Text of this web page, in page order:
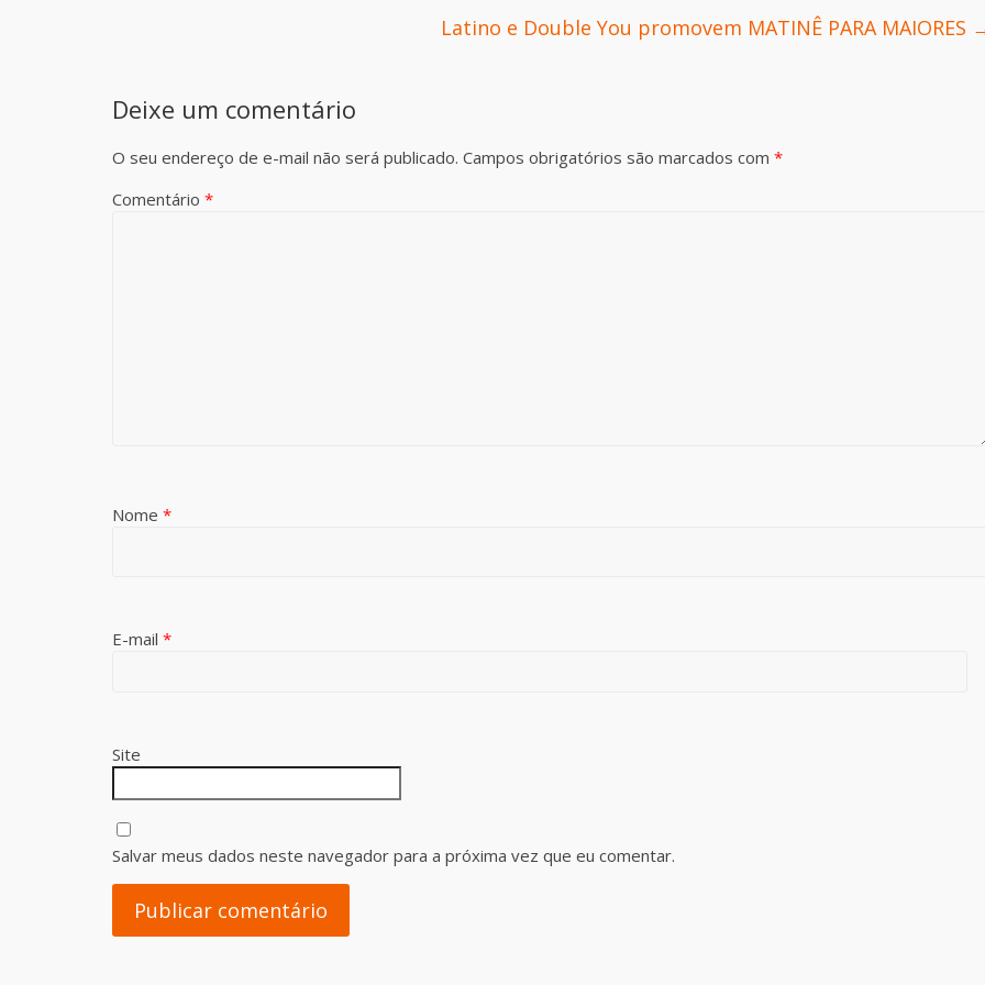
Latino e Double You promovem MATINÊ PARA MAIORES
Deixe um comentário
O seu endereço de e-mail não será publicado. Campos obrigatórios são marcados com *
Comentário *
Nome *
E-mail *
Site
Salvar meus dados neste navegador para a próxima vez que eu comentar.